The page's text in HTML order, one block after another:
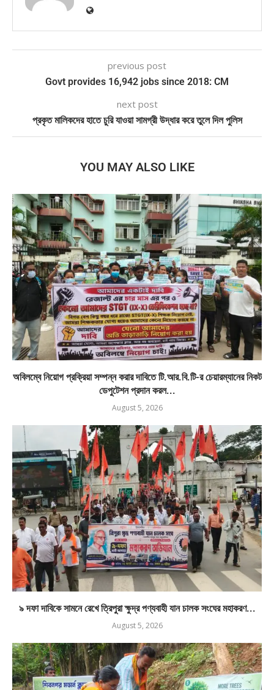
previous post
Govt provides 16,942 jobs since 2018: CM
next post
প্রকৃত মালিকদের হাতে চুরি যাওয়া সামগ্রী উদ্ধার করে তুলে দিল পুলিস
YOU MAY ALSO LIKE
অবিলম্বে নিয়োগ প্রক্রিয়া সম্পন্ন করার দাবিতে টি.আর.বি.টি-র চেয়ারম্যানের নিকট
ডেপুটেশন প্রদান করল...
August 5, 2026
৯ দফা দাবিকে সামনে রেখে ত্রিপুরা ক্ষুদ্র পণ্যবাহী যান চালক সংঘের মহাকরণ...
August 5, 2026